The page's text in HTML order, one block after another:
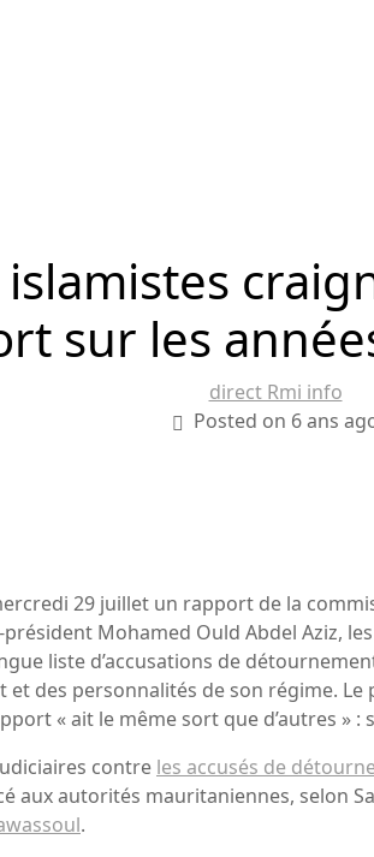
sur les
direct Rmi info
Posted on 6 ans
29 juillet un rapport de la
Mohamed Ould Abdel Aziz,
liste d’accusations de
des personnalités de son régime. Le
« ait le même sort que d’autres » :
contre les accusés de
aux autorités mauritaniennes, selon
.